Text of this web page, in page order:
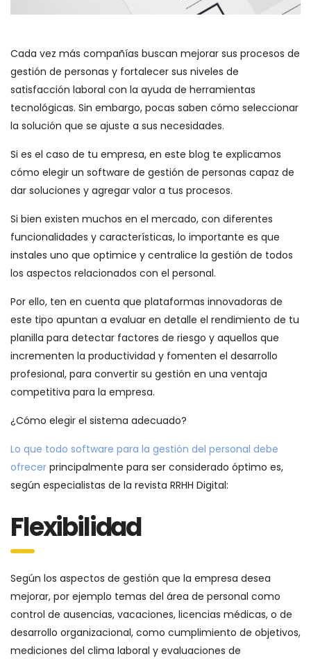
Cada vez más compañías buscan mejorar sus procesos de
gestión de personas y fortalecer sus niveles de
satisfacción laboral con la ayuda de herramientas
tecnológicas. Sin embargo, pocas saben cómo seleccionar
la solución que se ajuste a sus necesidades.
Si es el caso de tu empresa, en este blog te explicamos
cómo elegir un software de gestión de personas capaz de
dar soluciones y agregar valor a tus procesos.
Si bien existen muchos en el mercado, con diferentes
funcionalidades y características, lo importante es que
instales uno que optimice y centralice la gestión de todos
los aspectos relacionados con el personal.
Por ello, ten en cuenta que plataformas innovadoras de
este tipo apuntan a evaluar en detalle el rendimiento de tu
planilla para detectar factores de riesgo y aquellos que
incrementen la productividad y fomenten el desarrollo
profesional, para convertir su gestión en una ventaja
competitiva para la empresa.
¿Cómo elegir el sistema adecuado?
Lo que todo software para la gestión del personal debe
ofrecer principalmente para ser considerado óptimo es,
según especialistas de la revista RRHH Digital:
Flexibilidad
Según los aspectos de gestión que la empresa desea
mejorar, por ejemplo temas del área de personal como
control de ausencias, vacaciones, licencias médicas, o de
desarrollo organizacional, como cumplimiento de objetivos,
mediciones del clima laboral y evaluaciones de